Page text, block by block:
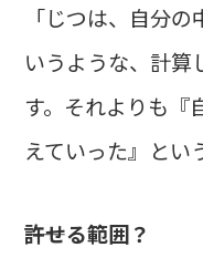
「じつは、自分
いうような、計算
す。それよりも
えていった』とい
――許せる範囲？